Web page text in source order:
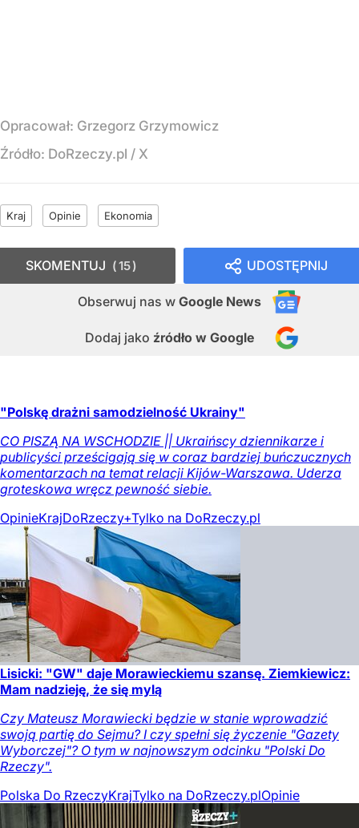
Opracował: Grzegorz Grzymowicz
Źródło: DoRzeczy.pl / X
Kraj Opinie Ekonomia
UDOSTĘPNIJ
Obserwuj nas w Google News
Dodaj jako źródło w Google
SKOMENTUJ 15
"Polskę drażni samodzielność Ukrainy"
CO PISZĄ NA WSCHODZIE || Ukraińscy dziennikarze i
publicyści prześcigają się w coraz bardziej buńczucznych
komentarzach na temat relacji Kijów-Warszawa. Uderza
groteskowa wręcz pewność siebie.
OpinieKrajDoRzeczy+Tylko na DoRzeczy.pl
Lisicki: "GW" daje Morawieckiemu szansę. Ziemkiewicz:
Mam nadzieję, że się mylą
Czy Mateusz Morawiecki będzie w stanie wprowadzić
swoją partię do Sejmu? I czy spełni się życzenie "Gazety
Wyborczej"? O tym w najnowszym odcinku "Polski Do
Rzeczy".
Polska Do RzeczyKrajTylko na DoRzeczy.plOpinie